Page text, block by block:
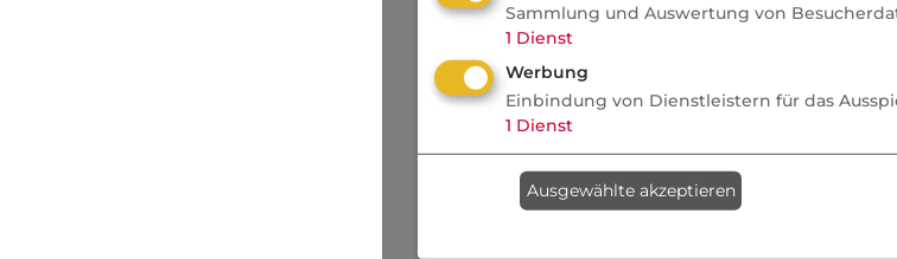
Sammlung und Auswertung von
1 Dienst
Werbung
Einbindung von Dienstleistern für das
1 Dienst
Ausgewählte akzeptieren